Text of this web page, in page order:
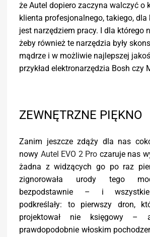
że Autel dopiero zaczyna walczyć o
klienta profesjonalnego, takiego, dla
jest narzędziem pracy. I dla którego
żeby również te narzędzia były
mądrze i w możliwie najlepszej
przykład elektronarzędzia Bosh czy
ZEWNĘTRZNE PIĘKNO
Zanim jeszcze zdąży dla nas
nowy Autel EVO 2 Pro czaruje nas
żadna z widzących go po raz
zignorowała urody tego
bezpodstawnie – i wszystkie
podkreślały: to pierwszy dron,
projektował nie księgowy –
prawdopodobnie włoskim